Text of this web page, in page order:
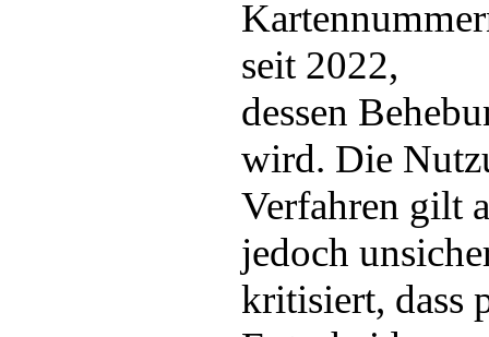
seit 2022,
dessen
wird. Die
Verfahren gilt
jedoch
kritisiert, dass